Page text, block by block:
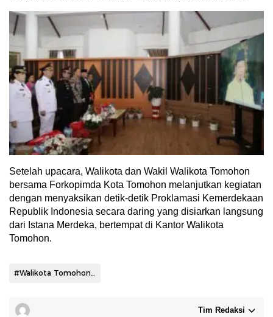
Setelah upacara, Walikota dan Wakil Walikota Tomohon
bersama Forkopimda Kota Tomohon melanjutkan kegiatan
dengan menyaksikan detik-detik Proklamasi Kemerdekaan
Republik Indonesia secara daring yang disiarkan langsung
dari Istana Merdeka, bertempat di Kantor Walikota
Tomohon.
#Walikota Tomohon Caroll Senduk
Tim Redaksi